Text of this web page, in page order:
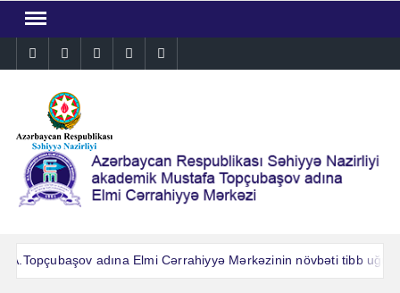
contentInstagramFacebookLinkedinTwitterYouTube
adına Elmi Cərrahiyyə Mərkəzinin növbəti tibb